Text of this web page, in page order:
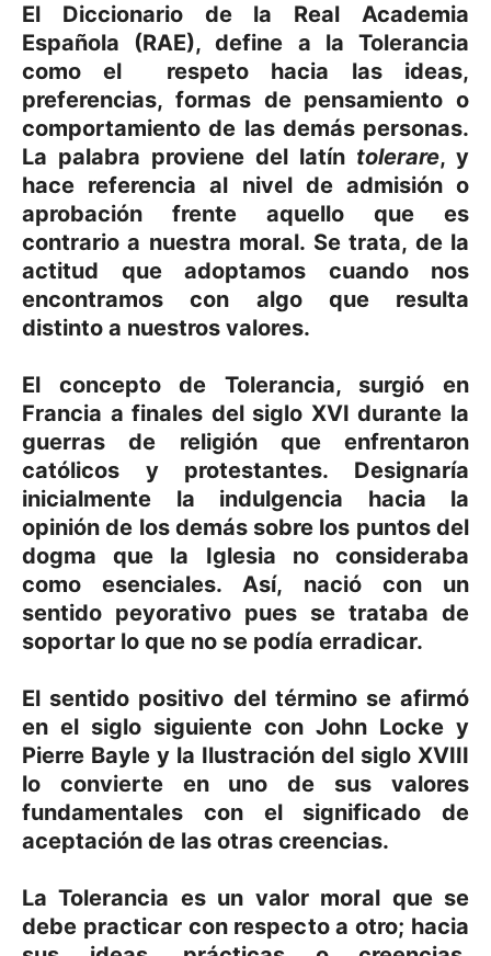
El Diccionario de la Real Academia
Española (RAE), define a la Tolerancia
como el respeto hacia las ideas,
preferencias, formas de pensamiento o
comportamiento de las demás personas.
La palabra proviene del latín tolerare, y
hace referencia al nivel de admisión o
aprobación frente aquello que es
contrario a nuestra moral. Se trata, de la
actitud que adoptamos cuando nos
encontramos con algo que resulta
distinto a nuestros valores.
El concepto de Tolerancia, surgió en
Francia a finales del siglo XVI durante la
guerras de religión que enfrentaron
católicos y protestantes. Designaría
inicialmente la indulgencia hacia la
opinión de los demás sobre los puntos del
dogma que la Iglesia no consideraba
como esenciales. Así, nació con un
sentido peyorativo pues se trataba de
soportar lo que no se podía erradicar.
El sentido positivo del término se afirmó
en el siglo siguiente con John Locke y
Pierre Bayle y la Ilustración del siglo XVIII
lo convierte en uno de sus valores
fundamentales con el significado de
aceptación de las otras creencias.
La Tolerancia es un valor moral que se
debe practicar con respecto a otro; hacia